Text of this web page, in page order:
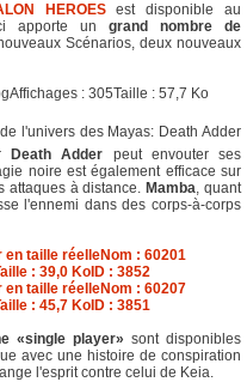
HEROESest disponible au
apporte un grand nombre de
Scénarios, deux nouveaux
l'univers des Mayas: Death Adder
Death Adder peut envouter ses
noire est également efficace sur
attaques à distance. Mamba, quant
l'ennemi dans des corps-à-corps
«single player» sont disponibles
avec une histoire de conspiration
l'esprit contre celui de Keia.